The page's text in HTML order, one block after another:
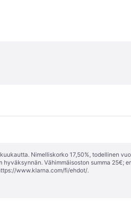
Nimelliskorko 17,50%, todellinen
Vähimmäisoston summa 25€;
www.klarna.com/fi/ehdot/.